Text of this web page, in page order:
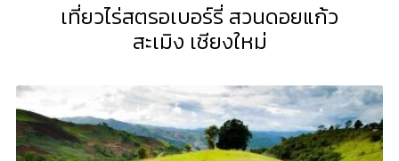
เที่ยวไร่สตรอเบอร์รี่ สวนดอยแก้ว
สะเมิง เชียงใหม่